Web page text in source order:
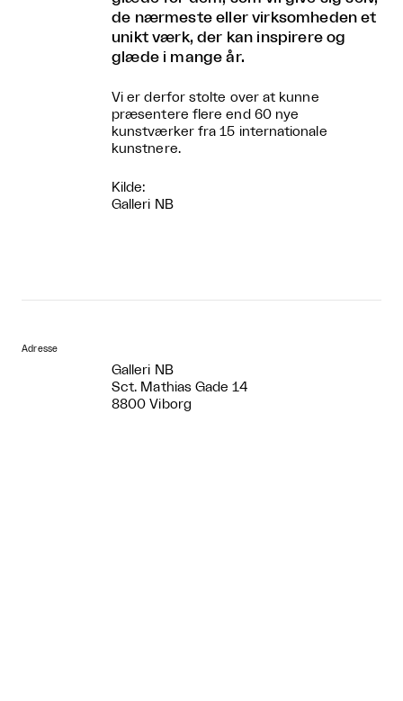
de nærmeste eller virksomheden et
unikt værk, der kan inspirere og
glæde i mange år.
Vi er derfor stolte over at kunne
præsentere flere end 60 nye
kunstværker fra 15 internationale
kunstnere.
Kilde:
Galleri NB
Adresse
Galleri NB
Sct. Mathias Gade 14
8800 Viborg